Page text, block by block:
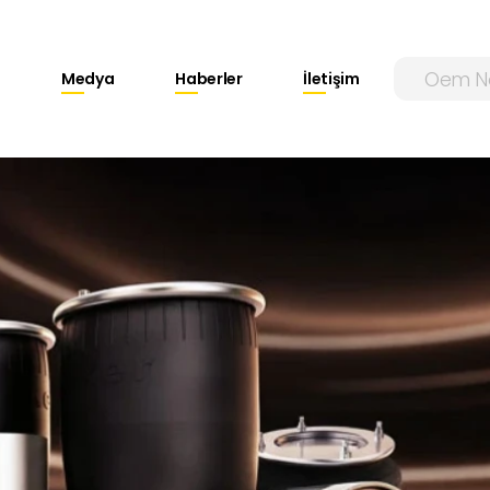
Medya Haberler İletişim